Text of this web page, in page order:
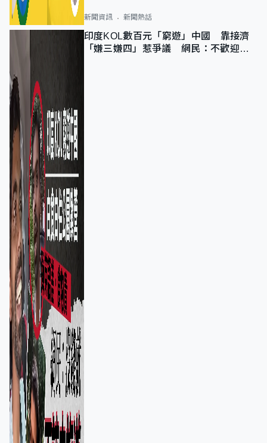
新聞資訊 新聞熱話
印度KOL數百元「窮遊」中國 靠接濟
「嫌三嫌四」惹爭議 網民：不歡迎劣